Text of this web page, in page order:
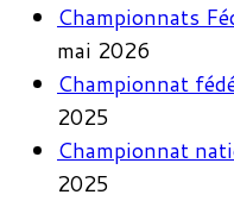
Championnats
mai 2026
Championnat
2025
Championnat
2025